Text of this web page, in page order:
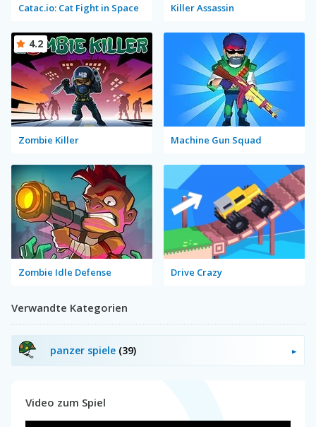
Catac.io: Cat Fight in Space Killer Assassin
Zombie Killer
4.2
Machine Gun Squad
Zombie Idle Defense Drive Crazy
Verwandte Kategorien
panzer spiele (39)
Video zum Spiel